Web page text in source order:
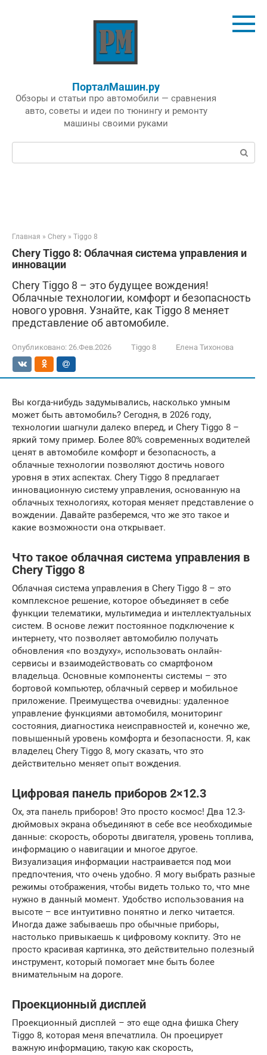
ПорталМашин.ру
Обзоры и статьи про автомобили — сравнения
авто, советы и идеи по тюнингу и ремонту
машины своими руками
Поиск:
Главная » Chery » Tiggo 8
Chery Tiggo 8: Облачная система управления и
инновации
Chery Tiggo 8 – это будущее вождения!
Облачные технологии, комфорт и безопасность
нового уровня. Узнайте, как Tiggo 8 меняет
представление об автомобиле.
Опубликовано: 26.Фев.2026 Tiggo 8 Елена Тихонова
Вы когда-нибудь задумывались, насколько умным
может быть автомобиль? Сегодня, в 2026 году,
технологии шагнули далеко вперед, и Chery Tiggo 8 –
яркий тому пример. Более 80% современных водителей
ценят в автомобиле комфорт и безопасность, а
облачные технологии позволяют достичь нового
уровня в этих аспектах. Chery Tiggo 8 предлагает
инновационную систему управления, основанную на
облачных технологиях, которая меняет представление о
вождении. Давайте разберемся, что же это такое и
какие возможности она открывает.
Что такое облачная система управления в
Chery Tiggo 8
Облачная система управления в Chery Tiggo 8 – это
комплексное решение, которое объединяет в себе
функции телематики, мультимедиа и интеллектуальных
систем. В основе лежит постоянное подключение к
интернету, что позволяет автомобилю получать
обновления «по воздуху», использовать онлайн-
сервисы и взаимодействовать со смартфоном
владельца. Основные компоненты системы – это
бортовой компьютер, облачный сервер и мобильное
приложение. Преимущества очевидны: удаленное
управление функциями автомобиля, мониторинг
состояния, диагностика неисправностей и, конечно же,
повышенный уровень комфорта и безопасности. Я, как
владелец Chery Tiggo 8, могу сказать, что это
действительно меняет опыт вождения.
Цифровая панель приборов 2×12.3
Ох, эта панель приборов! Это просто космос! Два 12.3-
дюймовых экрана объединяют в себе все необходимые
данные: скорость, обороты двигателя, уровень топлива,
информацию о навигации и многое другое.
Визуализация информации настраивается под мои
предпочтения, что очень удобно. Я могу выбрать разные
режимы отображения, чтобы видеть только то, что мне
нужно в данный момент. Удобство использования на
высоте – все интуитивно понятно и легко читается.
Иногда даже забываешь про обычные приборы,
настолько привыкаешь к цифровому кокпиту. Это не
просто красивая картинка, это действительно полезный
инструмент, который помогает мне быть более
внимательным на дороге.
Проекционный дисплей
Проекционный дисплей – это еще одна фишка Chery
Tiggo 8, которая меня впечатлила. Он проецирует
важную информацию, такую как скорость,